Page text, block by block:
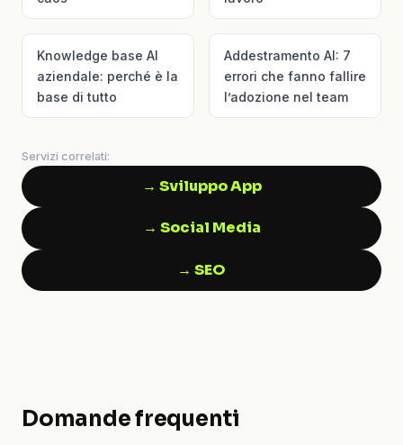
Knowledge base AI
aziendale: perché è la
base di tutto
Addestramento AI: 7
errori che fanno fallire
l’adozione nel team
Servizi correlati:
→ Sviluppo App
→ Social Media
→ SEO
Domande frequenti